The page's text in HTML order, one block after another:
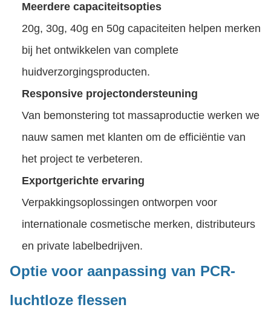
Meerdere capaciteitsopties
20g, 30g, 40g en 50g capaciteiten helpen merken
bij het ontwikkelen van complete
huidverzorgingsproducten.
Responsive projectondersteuning
Van bemonstering tot massaproductie werken we
nauw samen met klanten om de efficiëntie van
het project te verbeteren.
Exportgerichte ervaring
Verpakkingsoplossingen ontworpen voor
internationale cosmetische merken, distributeurs
en private labelbedrijven.
Optie voor aanpassing van PCR-
luchtloze flessen